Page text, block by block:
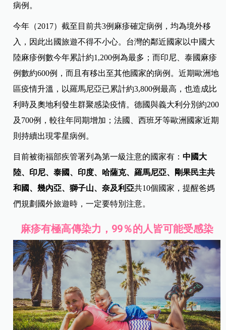
病例。
今年（2017）截至目前共3例麻疹確定病例，均為境外移
入，因此出國旅遊不得不小心。台灣的鄰近國家以中國大
陸麻疹例數今年累計約1,200例為最多；而印尼、泰國麻疹
例數約600例，而且有移出至其他國家的病例。近期歐洲地
區疫情升溫，以羅馬尼亞已累計約3,800例最高，也造成比
利時及奧地利發生群聚感染疫情。德國與義大利分別約200
及700例，較往年同期增加；法國、西班牙等歐洲國家近期
則持續出現零星病例。
目前被衛福部疾管署列為第一級注意的國家有：中國大
陸、印尼、泰國、印度、哈薩克、羅馬尼亞、剛果民主共
和國、幾內亞、獅子山、奈及利亞共10個國家，提醒爸媽
們規劃國外旅遊時，一定要特別注意。
麻疹有極高傳染力，99％的人皆可能受感染